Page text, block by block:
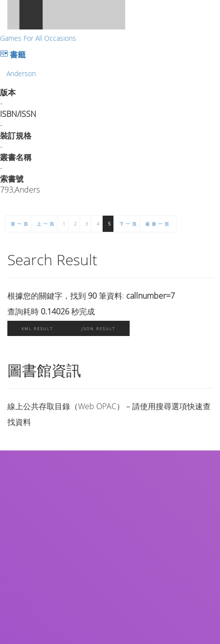
Games For All Occasions
書籤
Anderson
版本
-
ISBN/ISSN
-
裝訂規格
-
叢書名稱
-
索書號
793,Anders
第一頁 上一頁 1 2 3 4 5 下一頁 最後一頁
Search Result
根據您的關鍵字，找到 90筆資料: callnumber=7
查詢耗時 0.14026秒完成
XML RESULT JSON RESULT
圖書館資訊
線上公共存取目錄（Web OPAC）－請使用搜尋選項快速查
找資料